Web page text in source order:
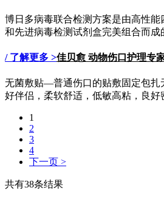
博日多病毒联合检测方案是由高性能
和先进病毒检测试剂盒完美组合而成
/ 了解更多 >佳贝愈 动物伤口护理专
无菌敷贴—普通伤口的贴敷固定包
好伴侣，柔软舒适，低敏高粘，良好
1
2
3
4
下一页 >
共有38条结果